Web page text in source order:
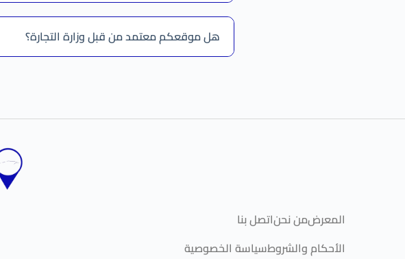
هل موقعكم معتمد من قبل وزارة التجارة؟
المعرضمن نحناتصل بنا
الأحكام والشروطسياسة الخصوصية